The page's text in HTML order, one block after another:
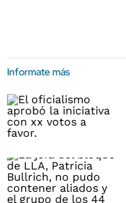
Informate más